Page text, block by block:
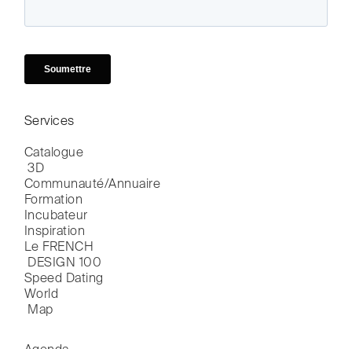
Services
Catalogue
3D
Communauté/Annuaire
Formation
Incubateur
Inspiration
Le FRENCH
DESIGN 100
Speed Dating
World
Map